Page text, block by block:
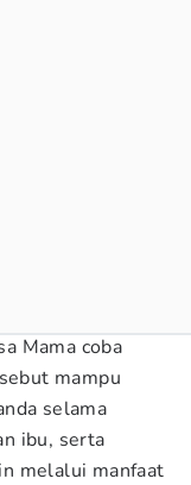
Mama coba
mampu
selama
ibu, serta
melalui manfaat